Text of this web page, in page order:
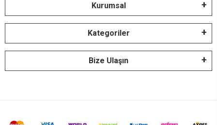
Kurumsal
Kategoriler
Bize Ulaşın